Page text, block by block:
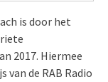
is door het
2017. Hiermee
van de RAB Radio